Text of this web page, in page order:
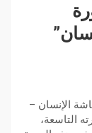
الإنسان –
التاسعة،